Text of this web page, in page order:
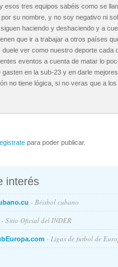
esos tres equipos sabéis como se
su nombre, y no soy negativo ni
haciendo y deshaciendo y a
que ir a trabajar a otros países
ver como nuestro deporte cada
eventos a cuenta de matar lo
en la sub-23 y en darle
no tiene lógica, si no veras que a
para poder publicar.
interés
- Béisbol cubano
- Sitio Oficial del INDER
- Ligas de futbol de